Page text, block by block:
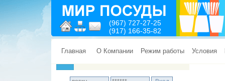
(967) 727-27-25
(917) 166-35-82
Главная О Компании Режим работы Условия